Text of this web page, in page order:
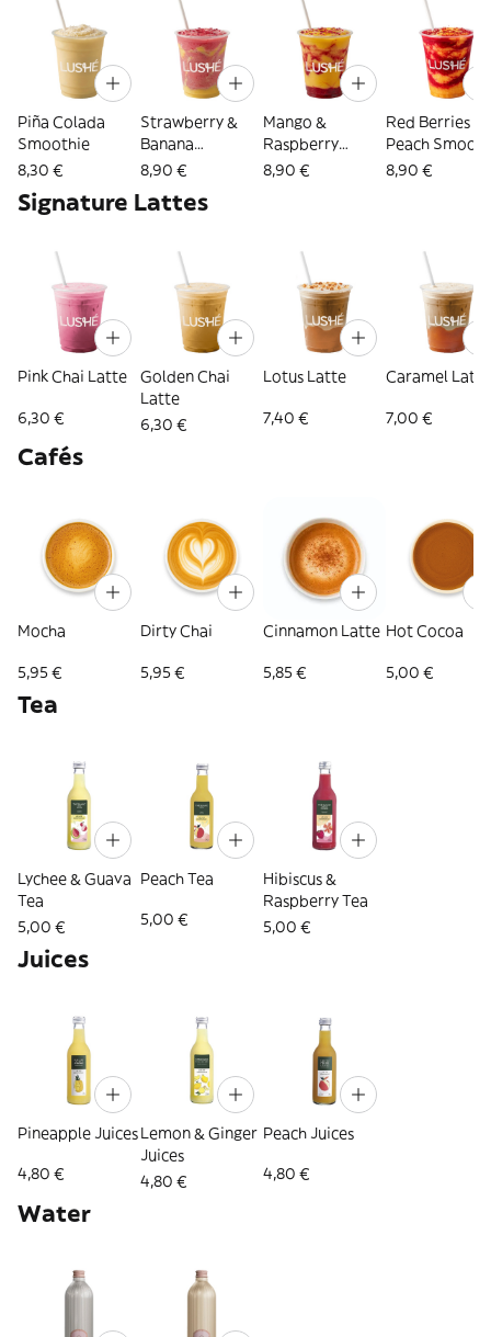
Piña Colada
Smoothie
8,30 €
Strawberry &
Banana
Smoothie
8,90 €
Mango &
Raspberry
Smoothie
8,90 €
Red Berries &
Peach
8,90 €
Signature Lattes
Pink Chai Latte
6,30 €
Golden Chai
Latte
6,30 €
Lotus Latte
7,40 €
Caramel Latte
7,00 €
Cafés
Mocha
5,95 €
Dirty Chai
5,95 €
Cinnamon Latte
5,85 €
Hot Cocoa
5,00 €
Tea
Lychee & Guava
Tea
5,00 €
Peach Tea
5,00 €
Hibiscus &
Raspberry Tea
5,00 €
Juices
Pineapple Juices
4,80 €
Lemon & Ginger
Juices
4,80 €
Peach Juices
4,80 €
Water